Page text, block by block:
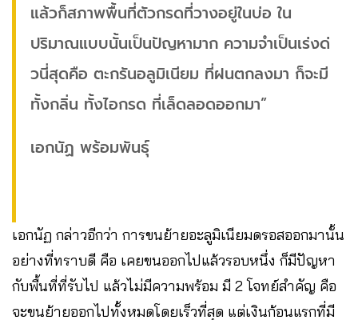
แล้วก็สภาพพื้นที่ตัวกรดที่วางอยู่ในบ่อ ใน
ปริมาณแบบนั้นเป็นปัญหามาก ความจำเป็นเร่งด่
วนี่สุดคือ ตะกรันอลูมิเนียม ที่ฝนตกลงมา ก็จะมี
ทั้งกลิ่น ทั้งไอกรด ที่เล็ดลอดออกมา”
เอกนัฏ พร้อมพันธุ์
เอกนัฏ กล่าวอีกว่า การขนย้ายอะลูมิเนียมดรอสออกมานั้น
อย่างที่ทราบดี คือ เคยขนออกไปแล้วรอบหนึ่ง ก็มีปัญหา
กับพื้นที่ที่รับไป แล้วไม่มีความพร้อม มี 2 โจทย์สำคัญ คือ
จะขนย้ายออกไปทั้งหมดโดยเร็วที่สุด แต่เงินก้อนแรกที่มี